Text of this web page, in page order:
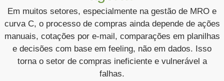
Em muitos setores, especialmente na gestão de MRO e
curva C, o processo de compras ainda depende de ações
manuais, cotações por e-mail, comparações em planilhas
e decisões com base em feeling, não em dados. Isso
torna o setor de compras ineficiente e vulnerável a
falhas.